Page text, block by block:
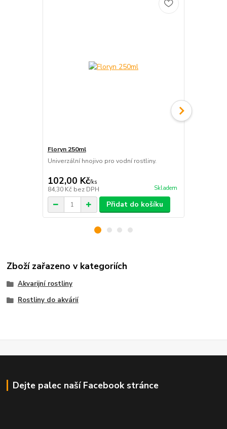
Floryn 250ml
Univerzální hnojivo pro vodní rostliny.
102,00 Kč/ks
84,30 Kč bez DPH Skladem
Přidat do košíku
Zboží zařazeno v kategoriích
Akvarijní rostliny
Rostliny do akvárií
Dejte palec naší Facebook stránce